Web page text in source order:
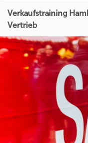
Verkaufstraining
Vertrieb